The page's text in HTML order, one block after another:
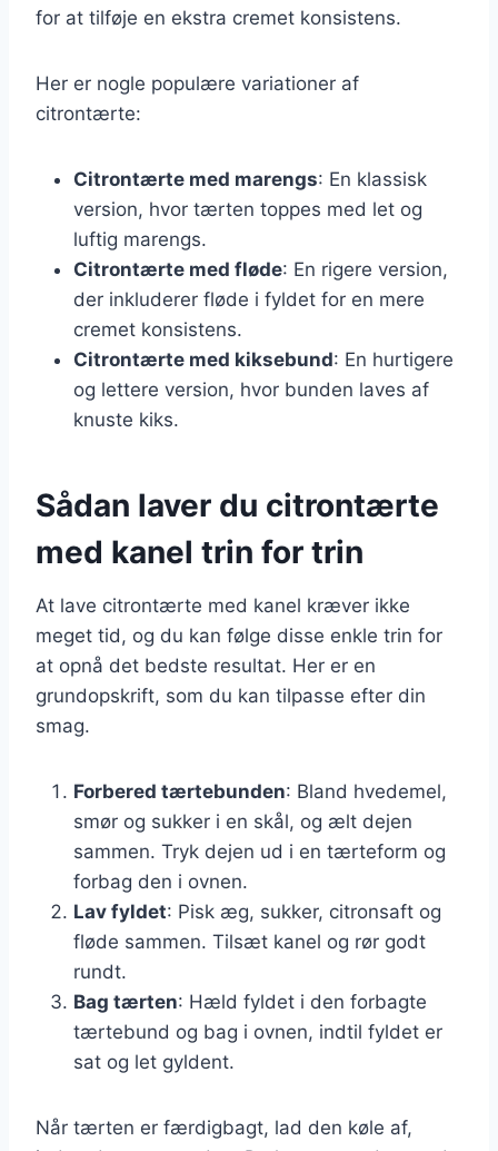
for at tilføje en ekstra cremet konsistens.
Her er nogle populære variationer af
citrontærte:
Citrontærte med marengs: En klassisk
version, hvor tærten toppes med let og
luftig marengs.
Citrontærte med fløde: En rigere version,
der inkluderer fløde i fyldet for en mere
cremet konsistens.
Citrontærte med kiksebund: En hurtigere
og lettere version, hvor bunden laves af
knuste kiks.
Sådan laver du citrontærte
med kanel trin for trin
At lave citrontærte med kanel kræver ikke
meget tid, og du kan følge disse enkle trin for
at opnå det bedste resultat. Her er en
grundopskrift, som du kan tilpasse efter din
smag.
Forbered tærtebunden: Bland hvedemel,
smør og sukker i en skål, og ælt dejen
sammen. Tryk dejen ud i en tærteform og
forbag den i ovnen.
Lav fyldet: Pisk æg, sukker, citronsaft og
fløde sammen. Tilsæt kanel og rør godt
rundt.
Bag tærten: Hæld fyldet i den forbagte
tærtebund og bag i ovnen, indtil fyldet er
sat og let gyldent.
Når tærten er færdigbagt, lad den køle af,